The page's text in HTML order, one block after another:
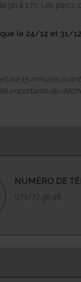
Gonoy
Graux
Maison
Prée
Scry
9h à 17h. Les parcs
le 24/12 et 31/
15 minutes
importante de
NUMÉRO DE
071/72.96.46